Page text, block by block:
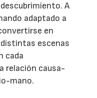
A
adaptado a
en
distintas escenas
cada
relación causa-
mano.